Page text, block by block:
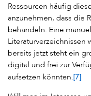
Ressourcen häufig
anzunehmen, dass die
behandeln. Eine
Literaturverzeichnissen
bereits jetzt steht ein
digital und frei zur
aufsetzen könnten.[7]